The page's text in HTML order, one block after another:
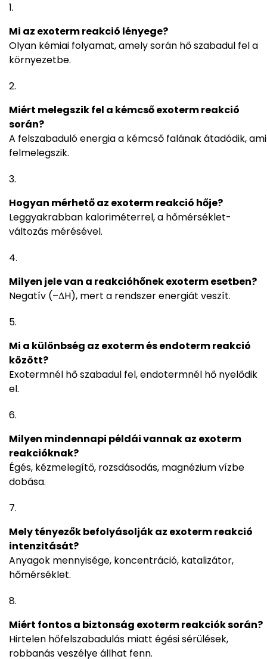
Mi az exoterm reakció lényege?
Olyan kémiai folyamat, amely során hő szabadul fel a
környezetbe.
Miért melegszik fel a kémcső exoterm reakció
során?
A felszabaduló energia a kémcső falának átadódik, ami
felmelegszik.
Hogyan mérhető az exoterm reakció hője?
Leggyakrabban kaloriméterrel, a hőmérséklet-
változás mérésével.
Milyen jele van a reakcióhőnek exoterm esetben?
Negatív (–ΔH), mert a rendszer energiát veszít.
Mi a különbség az exoterm és endoterm reakció
között?
Exotermnél hő szabadul fel, endotermnél hő nyelődik
el.
Milyen mindennapi példái vannak az exoterm
reakcióknak?
Égés, kézmelegítő, rozsdásodás, magnézium vízbe
dobása.
Mely tényezők befolyásolják az exoterm reakció
intenzitását?
Anyagok mennyisége, koncentráció, katalizátor,
hőmérséklet.
Miért fontos a biztonság exoterm reakciók során?
Hirtelen hőfelszabadulás miatt égési sérülések,
robbanás veszélye állhat fenn.